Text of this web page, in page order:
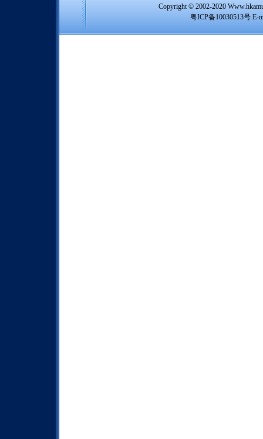
Copyright © 2002-2020
粤ICP备10030513号 E-